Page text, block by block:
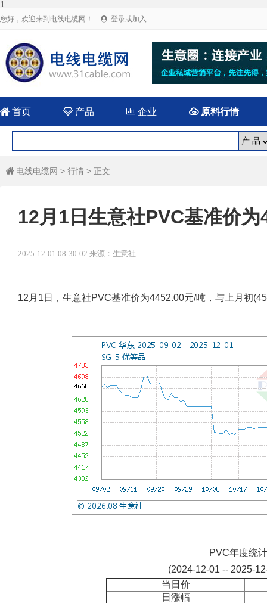
1
您好，欢迎来到电线电缆网！  登录或加入
 首页 产品  企业 原料行情
 电线电缆网 > 行情 > 正文
12月1日生意社PVC基准价
2025-12-01 08:30:02 来源：生意社
12月1日，生意社PVC基准价为4452.00元/吨，与上月初
PVC年度统计
(2024-12-01 -- 2025-
当日价
日涨幅